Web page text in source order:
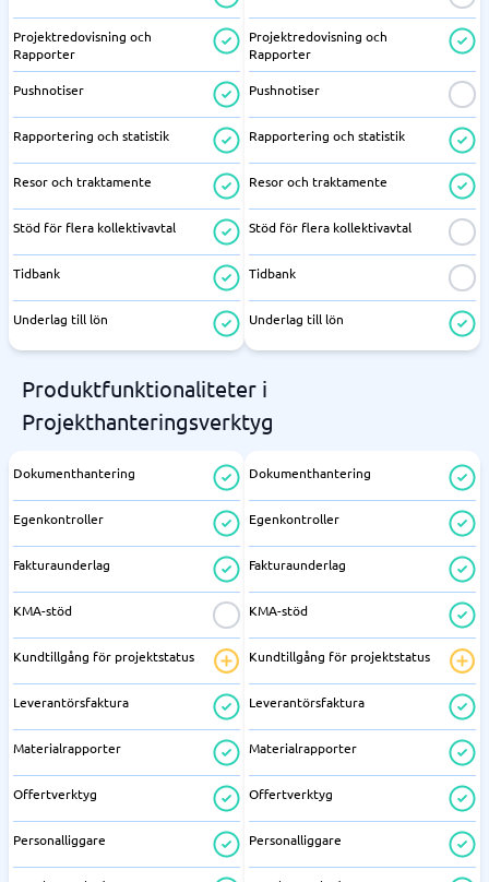
Projektredovisning och
Rapporter
Pushnotiser
Rapportering och statistik
Resor och traktamente
Stöd för flera kollektivavtal
Tidbank
Underlag till lön
Projektredovisning och
Rapporter
Pushnotiser
Rapportering och statistik
Resor och traktamente
Stöd för flera kollektivavtal
Tidbank
Underlag till lön
Produktfunktionaliteter i
Projekthanteringsverktyg
Dokumenthantering
Egenkontroller
Fakturaunderlag
KMA-stöd
Kundtillgång för projektstatus
Leverantörsfaktura
Materialrapporter
Offertverktyg
Personalliggare
Dokumenthantering
Egenkontroller
Fakturaunderlag
KMA-stöd
Kundtillgång för projektstatus
Leverantörsfaktura
Materialrapporter
Offertverktyg
Personalliggare